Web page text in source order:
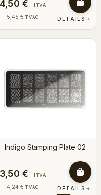
4,50 € HTVA
5,45 € TVAC DÉTAILS →
Indigo Stamping Plate 02
3,50 € HTVA
4,24 € TVAC DÉTAILS →